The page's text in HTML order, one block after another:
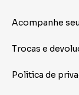
Acompanhe
Trocas e
Politica de